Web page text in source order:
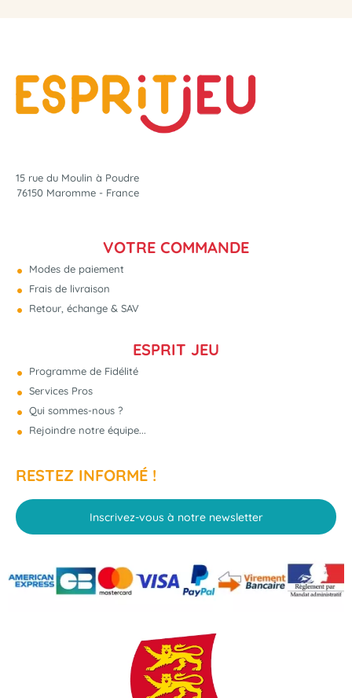
15 rue du Moulin à Poudre
76150 Maromme - France
VOTRE COMMANDE
Modes de paiement
Frais de livraison
Retour, échange & SAV
ESPRIT JEU
Programme de Fidélité
Services Pros
Qui sommes-nous ?
Rejoindre notre équipe...
RESTEZ INFORMÉ !
Inscrivez-vous à notre newsletter